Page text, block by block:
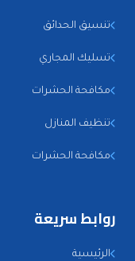
تنسيق الحدائق
تسليك المجاري
مكافحة الحشرات
تنظيف المنازل
مكافحة الحشرات
روابط سريعة
الرئيسية